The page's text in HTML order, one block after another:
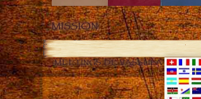
MISSION
MEETINGS DE VASSULA